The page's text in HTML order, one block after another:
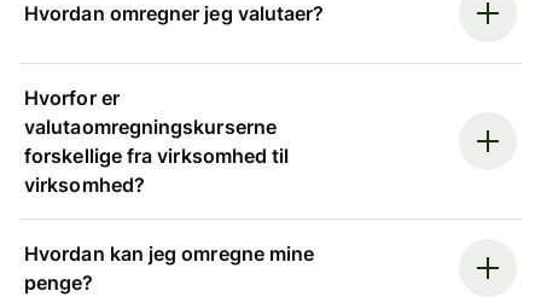
Hvordan omregner jeg valutaer?
Hvorfor er
valutaomregningskurserne
forskellige fra virksomhed til
virksomhed?
Hvordan kan jeg omregne mine
penge?